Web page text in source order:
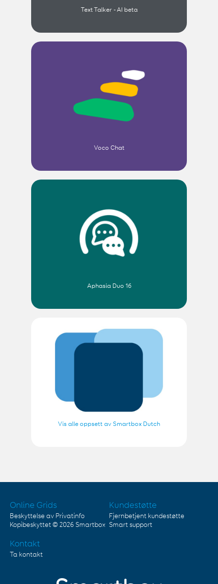
Text Talker - AI beta
Voco Chat
Aphasia Duo 16
Vis alle oppsett av Smartbox Dutch
Online Grids
Beskyttelse av Privatinfo
Kopibeskyttet © 2026 Smartbox
Kundestøtte
Fjernbetjent kundestøtte
Smart support
Kontakt
Ta kontakt